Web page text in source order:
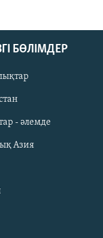
БӨЛІМДЕР
- әлемде
Азия